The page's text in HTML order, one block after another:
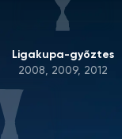
Ligakupa-győztes
2008, 2009, 2012